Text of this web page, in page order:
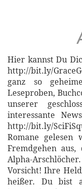
Hier kannst Du
http://bit.ly/
ganz so
Leseproben,
unserer
interessante
http://bit.ly/
Romane gelesen
Fremdgehen
Alpha-
Vorsicht! Ihre
heißer. Du bist